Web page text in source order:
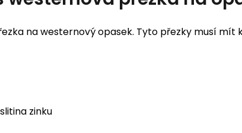
na westernový opasek. Tyto přezky musí mít
slitina zinku